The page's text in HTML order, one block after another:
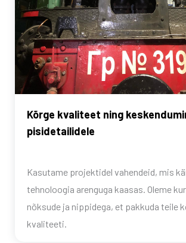
Kõrge kvaliteet ning
pisidetailidele
Kasutame projektidel vahendeid, mis
tehnoloogia arenguga kaasas. Oleme
nõksude ja nippidega, et pakkuda teile
kvaliteeti.